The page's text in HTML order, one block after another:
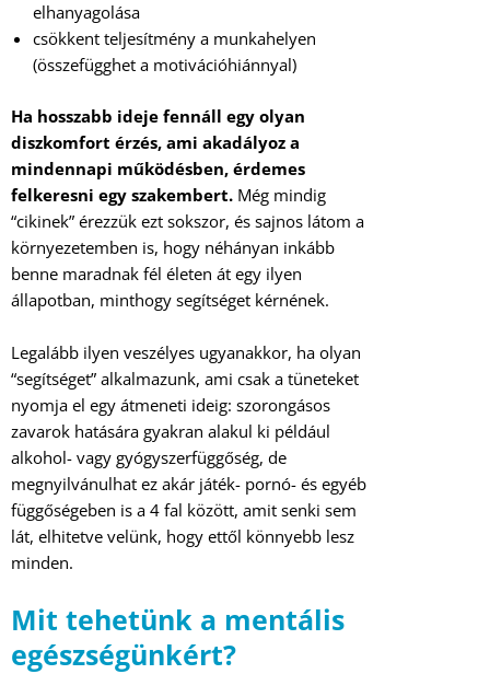
elhanyagolása
csökkent teljesítmény a munkahelyen
(összefügghet a motivációhiánnyal)
Ha hosszabb ideje fennáll egy olyan
diszkomfort érzés, ami akadályoz a
mindennapi működésben, érdemes
felkeresni egy szakembert. Még mindig
“cikinek” érezzük ezt sokszor, és sajnos látom a
környezetemben is, hogy néhányan inkább
benne maradnak fél életen át egy ilyen
állapotban, minthogy segítséget kérnének.
Legalább ilyen veszélyes ugyanakkor, ha olyan
“segítséget” alkalmazunk, ami csak a tüneteket
nyomja el egy átmeneti ideig: szorongásos
zavarok hatására gyakran alakul ki például
alkohol- vagy gyógyszerfüggőség, de
megnyilvánulhat ez akár játék- pornó- és egyéb
függőségeben is a 4 fal között, amit senki sem
lát, elhitetve velünk, hogy ettől könnyebb lesz
minden.
Mit tehetünk a mentális
egészségünkért?